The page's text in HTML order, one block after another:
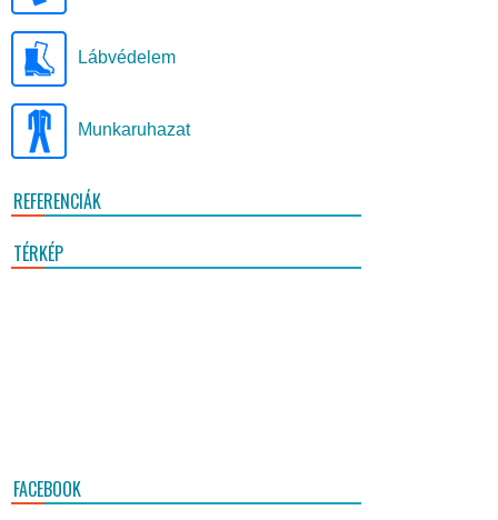
Lábvédelem
Munkaruhazat
REFERENCIÁK
TÉRKÉP
FACEBOOK